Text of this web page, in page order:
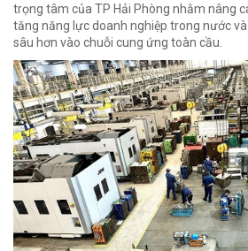
trọng tâm của TP Hải Phòng nhằm nâng
tăng năng lực doanh nghiệp trong nước
sâu hơn vào chuỗi cung ứng toàn cầu.